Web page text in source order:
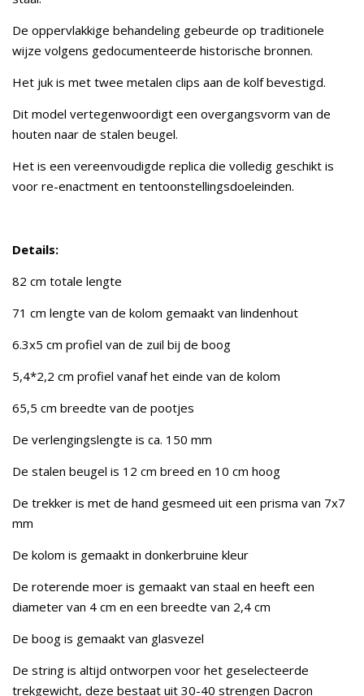
De oppervlakkige behandeling gebeurde op traditionele
wijze volgens gedocumenteerde historische bronnen.
Het juk is met twee metalen clips aan de kolf bevestigd.
Dit model vertegenwoordigt een overgangsvorm van de
houten naar de stalen beugel.
Het is een vereenvoudigde replica die volledig geschikt is
voor re-enactment en tentoonstellingsdoeleinden.
Details:
82 cm totale lengte
71 cm lengte van de kolom gemaakt van lindenhout
6.3x5 cm profiel van de zuil bij de boog
5,4*2,2 cm profiel vanaf het einde van de kolom
65,5 cm breedte van de pootjes
De verlengingslengte is ca. 150 mm
De stalen beugel is 12 cm breed en 10 cm hoog
De trekker is met de hand gesmeed uit een prisma van 7x7
mm
De kolom is gemaakt in donkerbruine kleur
De roterende moer is gemaakt van staal en heeft een
diameter van 4 cm en een breedte van 2,4 cm
De boog is gemaakt van glasvezel
De string is altijd ontworpen voor het geselecteerde
trekgewicht, deze bestaat uit 30-40 strengen Dacron